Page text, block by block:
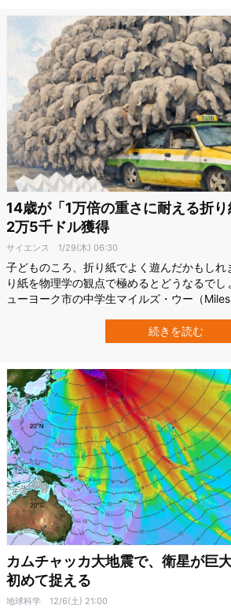
14歳が「1万倍の重さに耐える折り
2万5千ドル獲得
サイエンス 1/29(木) 06:30
子どものころ、折り紙でよく遊んだかもし
り紙を物理学の観点で極めるとどうなるでし
ューヨーク市の中学生マイルズ・ウー（Miles
を物理学の視点から詳しく調べ、自重の1万
得る構造を発見しました。 彼とその研究は
続きを読む
カムチャッカ大地震で、衛星が巨
初めて捉える
地球科学 12/6(土) 21:00